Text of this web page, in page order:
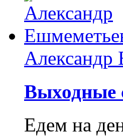
Александр
Выходные
Едем на